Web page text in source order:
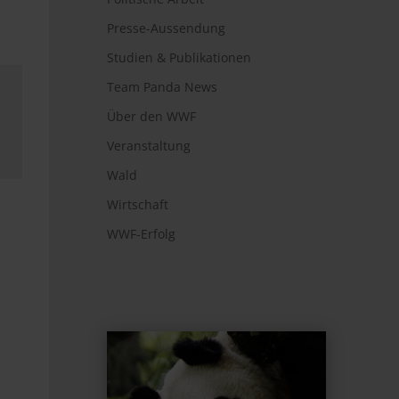
Presse-Aussendung
Studien & Publikationen
Team Panda News
Über den WWF
Veranstaltung
Wald
Wirtschaft
WWF-Erfolg